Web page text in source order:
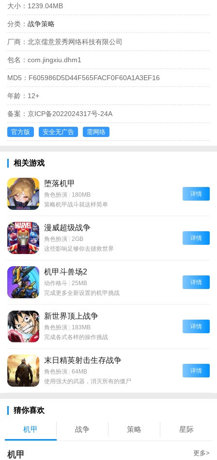
大小： 1239.04MB
分类： 战争策略
厂商： 北京儒意景秀网络科技有限公司
包名： com.jingxiu.dhm1
MD5： F605986D5D44F565FACF0F60A1A3EF16
年龄： 12+
备案： 京ICP备2022024317号-24A
官方版 安全无广告 需网络
相关游戏
堕落机甲
角色扮演 | 180MB
策略机甲战斗就这样简单
详情
漫威超级战争
角色扮演 | 2GB
这些影响足够你去拯救世界
详情
机甲斗兽场2
动作格斗 | 25MB
完成更多全新设置的机甲挑战
详情
新世界顶上战争
角色扮演 | 183MB
完成各式各样的操作挑战
详情
末日精英射击生存战争
角色扮演 | 64MB
使用强大的武器，消灭所有的僵尸
详情
猜你喜欢
机甲 战争 策略 星际
机甲 更多>